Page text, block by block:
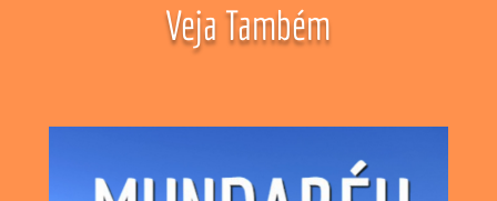
Veja Também